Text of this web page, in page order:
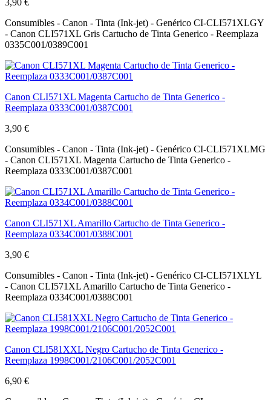
Consumibles - Canon - Tinta (Ink-jet) - Genérico CI-CLI571XLGY
- Canon CLI571XL Gris Cartucho de Tinta Generico - Reemplaza
0335C001/0389C001
Canon CLI571XL Magenta Cartucho de Tinta Generico -
Reemplaza 0333C001/0387C001
3,90 €
Consumibles - Canon - Tinta (Ink-jet) - Genérico CI-CLI571XLMG
- Canon CLI571XL Magenta Cartucho de Tinta Generico -
Reemplaza 0333C001/0387C001
Canon CLI571XL Amarillo Cartucho de Tinta Generico -
Reemplaza 0334C001/0388C001
3,90 €
Consumibles - Canon - Tinta (Ink-jet) - Genérico CI-CLI571XLYL
- Canon CLI571XL Amarillo Cartucho de Tinta Generico -
Reemplaza 0334C001/0388C001
Canon CLI581XXL Negro Cartucho de Tinta Generico -
Reemplaza 1998C001/2106C001/2052C001
6,90 €